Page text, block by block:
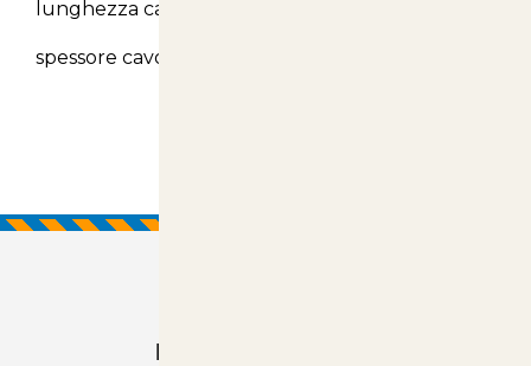
lunghezza cavo 0.9metri
spessore cavo 4 mm
Prodotti Consigliati